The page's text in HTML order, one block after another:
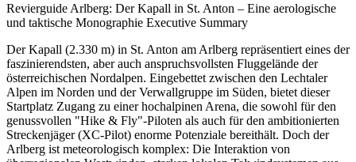
Revierguide Arlberg: Der Kapall in St. Anton – Eine aerologische
und taktische Monographie Executive Summary
Der Kapall (2.330 m) in St. Anton am Arlberg repräsentiert eines der
faszinierendsten, aber auch anspruchsvollsten Fluggelände der
österreichischen Nordalpen. Eingebettet zwischen den Lechtaler
Alpen im Norden und der Verwallgruppe im Süden, bietet dieser
Startplatz Zugang zu einer hochalpinen Arena, die sowohl für den
genussvollen "Hike & Fly"-Piloten als auch für den ambitionierten
Streckenjäger (XC-Pilot) enorme Potenziale bereithält. Doch der
Arlberg ist meteorologisch komplex: Die Interaktion von